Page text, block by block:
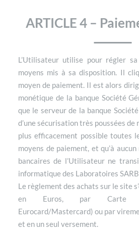
ARTICLE 4 –
L’Utilisateur utilise pour régler sa
moyens mis à sa disposition. Il
moyen de paiement. Il est alors
monétique de la banque Société
que le serveur de la banque
d’une sécurisation très poussées
plus efficacement possible toutes
moyens de paiement, et qu’à
bancaires de l’Utilisateur ne
informatique des Laboratoires
Le règlement des achats sur le site
en Euros, par Carte
Eurocard/Mastercard) ou par
et en un seul versement.